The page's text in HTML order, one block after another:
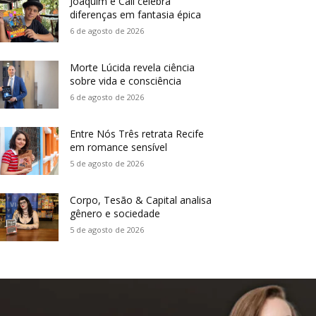
diferenças em fantasia épica
6 de agosto de 2026
Morte Lúcida revela ciência
sobre vida e consciência
6 de agosto de 2026
Entre Nós Três retrata Recife
em romance sensível
5 de agosto de 2026
Corpo, Tesão & Capital analisa
gênero e sociedade
5 de agosto de 2026